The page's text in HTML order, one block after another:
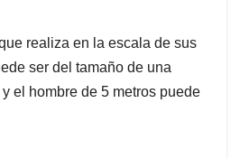
realiza en la escala de sus
ser del tamaño de una
el hombre de 5 metros puede